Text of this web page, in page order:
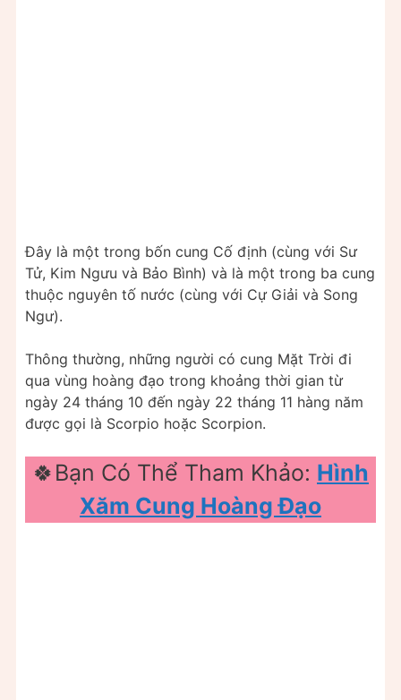
Đây là một trong bốn cung Cố định (cùng với Sư
Tử, Kim Ngưu và Bảo Bình) và là một trong ba cung
thuộc nguyên tố nước (cùng với Cự Giải và Song
Ngư).
Thông thường, những người có cung Mặt Trời đi
qua vùng hoàng đạo trong khoảng thời gian từ
ngày 24 tháng 10 đến ngày 22 tháng 11 hàng năm
được gọi là Scorpio hoặc Scorpion.
🍀Bạn Có Thể Tham Khảo: Hình
Xăm Cung Hoàng Đạo